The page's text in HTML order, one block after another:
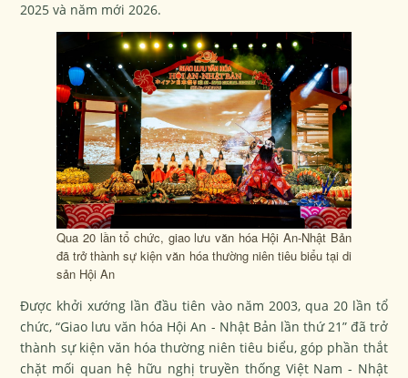
2025 và năm mới 2026.
Qua 20 lần tổ chức, giao lưu văn hóa Hội An-Nhật Bản
đã trở thành sự kiện văn hóa thường niên tiêu biểu tại di
sản Hội An
Được khởi xướng lần đầu tiên vào năm 2003, qua 20 lần tổ
chức, “Giao lưu văn hóa Hội An - Nhật Bản lần thứ 21” đã trở
thành sự kiện văn hóa thường niên tiêu biểu, góp phần thắt
chặt mối quan hệ hữu nghị truyền thống Việt Nam - Nhật